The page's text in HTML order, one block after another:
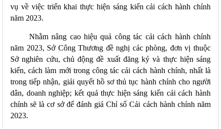
vụ về việc triển khai thực hiện sáng kiến cải cách hành chính
năm 2023.
Nhằm nâng cao hiệu quả công tác cải cách hành chính
năm 2023, Sở Công Thương đề nghị các phòng, đơn vị thuộc
Sở nghiên cứu, chủ động đề xuất đăng ký và thực hiện sáng
kiến, cách làm mới trong công tác cải cách hành chính, nhất là
trong tiếp nhận, giải quyết hồ sơ thủ tục hành chính cho người
dân, doanh nghiệp; kết quả thực hiện sáng kiến cải cách hành
chính sẽ là cơ sở để đánh giá Chỉ số Cải cách hành chính năm
2023.